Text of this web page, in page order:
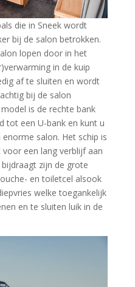
die in Sneek wordt
bij de salon betrokken.
lopen door in het
in de kuip
af te sluiten en wordt
bij de salon
is de rechte bank
tot een U-bank en kunt u
salon. Het schip is
een lang verblijf aan
zijn de grote
en toiletcel alsook
welke toegankelijk
en te sluiten luik in de